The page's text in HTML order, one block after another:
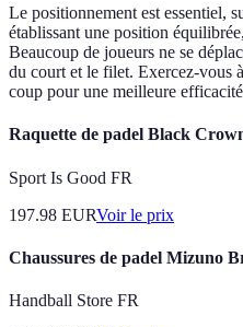
Le positionnement est essentiel,
établissant une position
Beaucoup de joueurs ne se
du court et le filet. Exercez-vous
coup pour une meilleure
Raquette de padel Black
Sport Is Good FR
197.98 EURVoir le prix
Chaussures de padel Mizuno
Handball Store FR